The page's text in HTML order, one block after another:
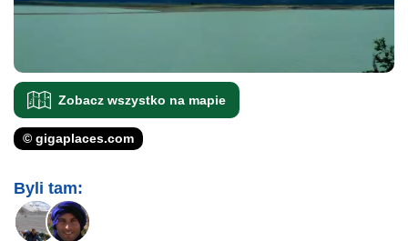
Zobacz wszystko na mapie
© gigaplaces.com
Byli tam: